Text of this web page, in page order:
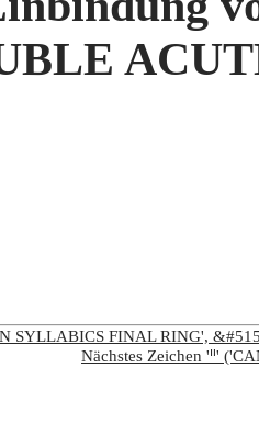
SYLLABICS FINAL RING',
Nächstes Zeichen 'ᐦ'